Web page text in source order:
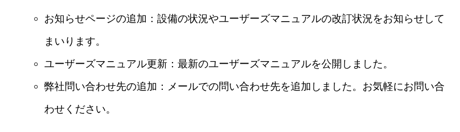
お知らせページの追加：設備の状況やユーザーズマニュアルの改訂状況をお知らせして
まいります。
ユーザーズマニュアル更新：最新のユーザーズマニュアルを公開しました。
弊社問い合わせ先の追加：メールでの問い合わせ先を追加しました。お気軽にお問い合
わせください。